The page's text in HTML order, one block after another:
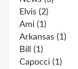
Elvis (2)
Ami (1)
Arkansas (1)
Bill
(1)
Capocci (1)